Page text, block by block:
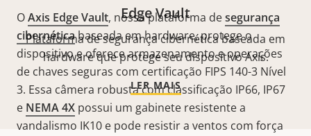
OAxis Edge Vault, nossa plataforma desegurança
cibernéticabaseada em hardware, protege o
dispositivo e oferece armazenamento e operações
de chaves seguras com certificação FIPS 140-3 Nível
3. Essa câmera robusta com classificação IP66, IP67
e NEMA 4X possui um gabinete resistente a
vandalismo IK10 e pode resistir a ventos com força
Edge Vault
Plataforma de segurança cibernética baseada em
hardware que protege seu dispositivo Axis.
LER MAIS